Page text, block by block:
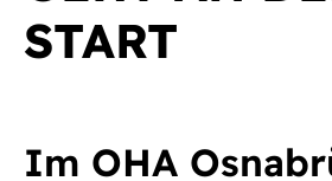
START
Im OHA